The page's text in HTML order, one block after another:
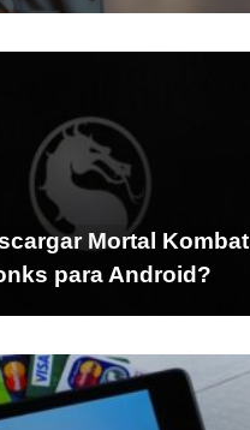
Mortal Kombat
para Android?